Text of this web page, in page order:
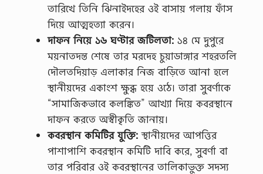
তারিখে তিনি ঝিনাইদহের ওই বাসায় গলায় ফাঁস
দিয়ে আত্মহত্যা করেন।
দাফন নিয়ে ১৬ ঘণ্টার জটিলতা: ১৪ মে দুপুরে
ময়নাতদন্ত শেষে তার মরদেহ চুয়াডাঙ্গার শহরতলি
দৌলতদিয়াড় এলাকার নিজ বাড়িতে আনা হলে
স্থানীয়দের একাংশ ক্ষুব্ধ হয়ে ওঠে। তারা সুবর্ণাকে
“সামাজিকভাবে কলঙ্কিত” আখ্যা দিয়ে কবরস্থানে
দাফন করতে অস্বীকৃতি জানায়।
কবরস্থান কমিটির যুক্তি: স্থানীয়দের আপত্তির
পাশাপাশি কবরস্থান কমিটি দাবি করে, সুবর্ণা বা
তার পরিবার ওই কবরস্থানের তালিকাভুক্ত সদস্য